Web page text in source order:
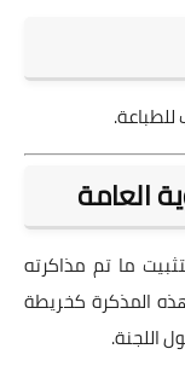
العامة
ما تم مذاكرته
المذكرة كخريطة
اللجنة.